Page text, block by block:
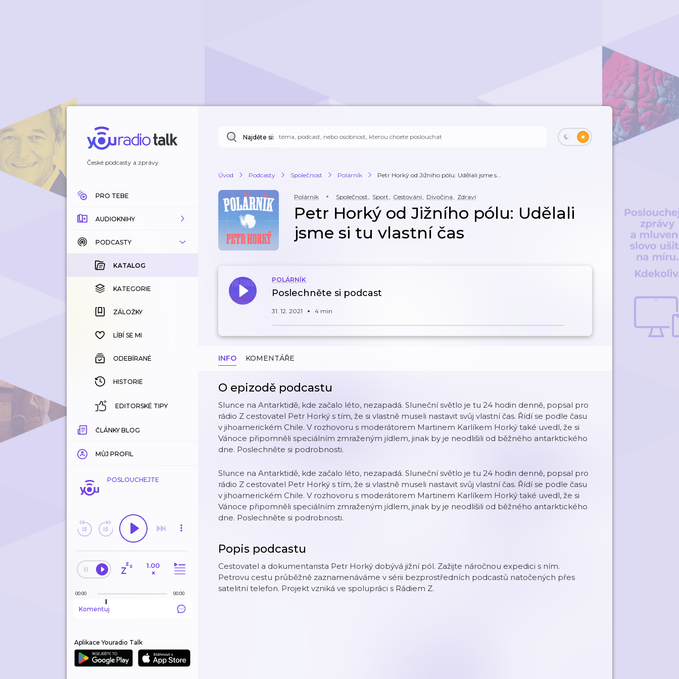
České podcasty a zprávy
PRO TEBE
AUDIOKNIHY
KATALOG
KOUPENÉ
KATEGORIE
ZÁLOŽKY
HISTORIE
PODCASTY
KATALOG
KATEGORIE
ZÁLOŽKY
LÍBÍ SE MI
ODEBÍRANÉ
HISTORIE
EDITORSKÉ TIPY
ČLÁNKY BLOG
MŮJ PROFIL
POSLOUCHEJTE
1.00
×
00:00 00:00
Komentuj
Aplikace Youradio Talk
Najděte si:
Úvod Podcasty Společnost Polárník Petr Horký od Jižního pólu: Udělali jsme s...
Polárník Společnost, Sport, Cestování, Divočina, Zdraví
Petr Horký od Jižního pólu: Udělali
jsme si tu vlastní čas
POLÁRNÍK
Poslechněte si podcast
31. 12. 2021 4 min
INFO KOMENTÁŘE
O epizodě podcastu
Slunce na Antarktidě, kde začalo léto, nezapadá. Sluneční světlo je tu 24 hodin denně, popsal pro
rádio Z cestovatel Petr Horký s tím, že si vlastně museli nastavit svůj vlastní čas. Řídí se podle času
v jihoamerickém Chile. V rozhovoru s moderátorem Martinem Karlíkem Horký také uvedl, že si
Vánoce připomněli speciálním zmraženým jídlem, jinak by je neodlišili od běžného antarktického
dne. Poslechněte si podrobnosti.
Slunce na Antarktidě, kde začalo léto, nezapadá. Sluneční světlo je tu 24 hodin denně, popsal pro
rádio Z cestovatel Petr Horký s tím, že si vlastně museli nastavit svůj vlastní čas. Řídí se podle času
v jihoamerickém Chile. V rozhovoru s moderátorem Martinem Karlíkem Horký také uvedl, že si
Vánoce připomněli speciálním zmraženým jídlem, jinak by je neodlišili od běžného antarktického
dne. Poslechněte si podrobnosti.
Popis podcastu
Cestovatel a dokumentarista Petr Horký dobývá jižní pól. Zažijte náročnou expedici s ním.
Petrovu cestu průběžně zaznamenáváme v sérii bezprostředních podcastů natočených přes
satelitní telefon. Projekt vzniká ve spolupráci s Rádiem Z.